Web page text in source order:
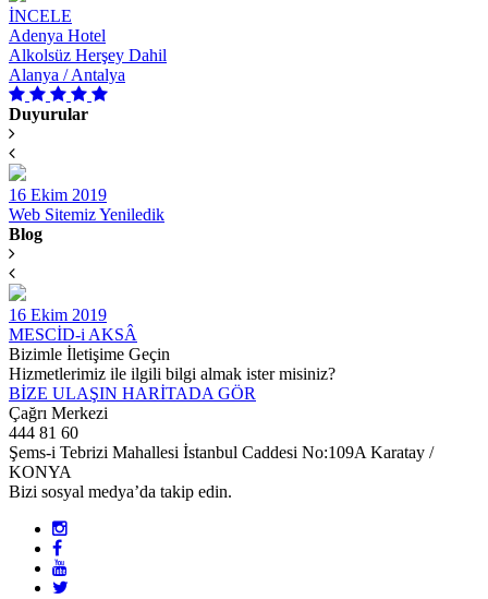
İNCELE
Adenya Hotel
Alkolsüz Herşey Dahil
Alanya / Antalya
Duyurular
16 Ekim 2019
Web Sitemiz Yeniledik
Blog
16 Ekim 2019
MESCİD-i AKSÂ
Bizimle İletişime Geçin
Hizmetlerimiz ile ilgili bilgi almak ister misiniz?
BİZE ULAŞIN HARİTADA GÖR
Çağrı Merkezi
444 81 60
Şems-i Tebrizi Mahallesi İstanbul Caddesi No:109A Karatay /
KONYA
Bizi sosyal medya’da takip edin.